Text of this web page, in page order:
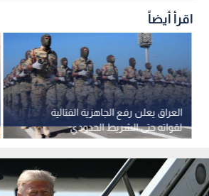
اقرأ أيضاً
العراق يعلن رفع الجاهزية القتالية
لقواته حتى الشريط الحدودي